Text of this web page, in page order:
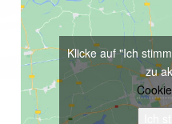
Klicke auf "Ich
zu